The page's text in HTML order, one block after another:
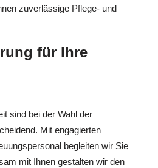
zuverlässige Pflege- und
für Ihre
sind bei der Wahl der
Mit engagierten
begleiten wir Sie
mit Ihnen gestalten wir den